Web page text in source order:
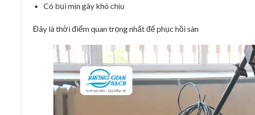
Có bụi mịn gây khó chịu
Đây là thời điểm quan trọng nhất để phục hồi sàn